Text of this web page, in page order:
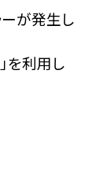
ーが発生し
を利用し